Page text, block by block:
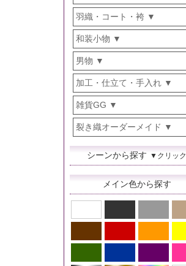
羽織・コート・袴
和装小物
男物
加工・仕立て・手入れ
雑貨GG
裂き織オーダーメイド
シーンから探す ▼クリック
メイン色から探す